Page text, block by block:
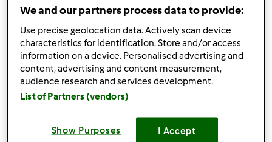
Poniżej możesz również sprawdzić które aktywności
społecznościowym.
+50
Punktów
Zwycięzca konkursu
+10
Utworzenie przepisu (całość = 10 pkt, część =
Ocenienie 1 przepisu
We and our partners process data to provide:
Use precise geolocation data. Actively scan device
characteristics for identification. Store and/or access
information on a device. Personalised advertising and
content, advertising and content measurement,
audience research and services development.
List of Partners (vendors)
Show Purposes I Accept